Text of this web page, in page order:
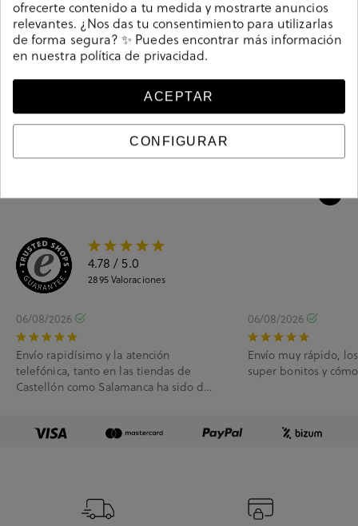
Referencia191655
Guía de tallas
Ciudados y limpieza
Información del producto
4.78 / 5.0
2895Valoraciones
06/08/2026
Envío rapidísimo y la atención
telefónica, tanto en las tiendas de
Castellón como Salamanca ha sido de
06/08/2026
Envío muy rápido,
super bonitos y
ofrecerte contenido a tu medida y mostrarte anuncios
relevantes. ¿Nos das tu consentimiento para utilizarlas
de forma segura? ✨ Puedes encontrar más información
en nuestra política de privacidad.
ACEPTAR
CONFIGURAR